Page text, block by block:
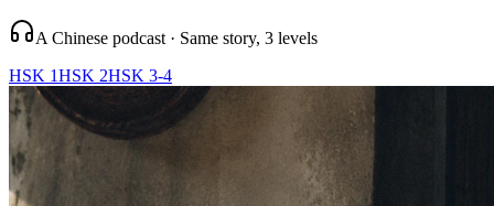
A Chinese podcast · Same story, 3 levels
HSK 1HSK 2HSK 3-4